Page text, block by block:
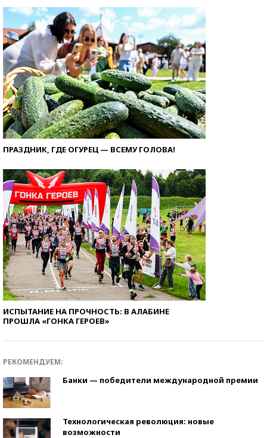
ПРАЗДНИК, ГДЕ ОГУРЕЦ — ВСЕМУ ГОЛОВА!
ИСПЫТАНИЕ НА ПРОЧНОСТЬ: В АЛАБИНЕ
ПРОШЛА «ГОНКА ГЕРОЕВ»
РЕКОМЕНДУЕМ:
Банки — победители международной премии
Технологическая революция: новые
возможности